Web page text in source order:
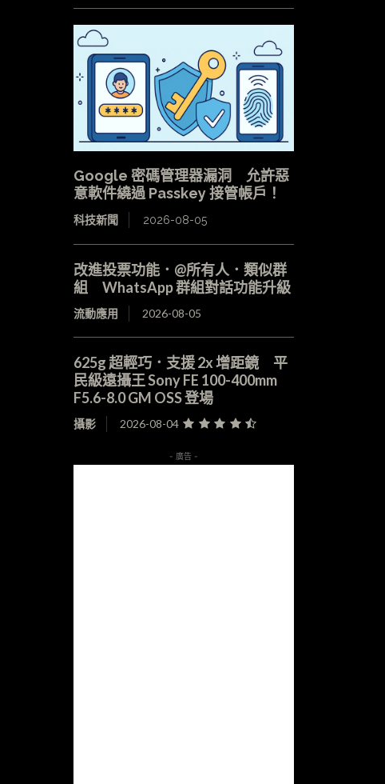
Google 密碼管理器漏洞 允許惡
意軟件繞過 Passkey 接管帳戶！
科技新聞 2026-08-05
改進投票功能．@所有人．類似群
組 WhatsApp 群組對話功能升級
流動應用 2026-08-05
625g 超輕巧．支援 2x 增距鏡 平
民級遠攝王 Sony FE 100-400mm
F5.6-8.0 GM OSS 登場
攝影 2026-08-04
- 廣告 -